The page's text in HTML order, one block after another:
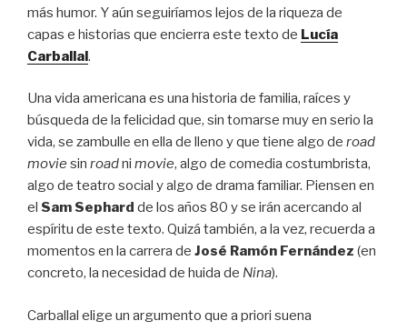
más humor. Y aún seguiríamos lejos de la riqueza de
capas e historias que encierra este texto de Lucía
Carballal.
Una vida americana es una historia de familia, raíces y
búsqueda de la felicidad que, sin tomarse muy en serio la
vida, se zambulle en ella de lleno y que tiene algo de road
movie sin roadni movie, algo de comedia costumbrista,
algo de teatro social y algo de drama familiar. Piensen en
el Sam Sephard de los años 80 y se irán acercando al
espíritu de este texto. Quizá también, a la vez, recuerda a
momentos en la carrera de José Ramón Fernández (en
concreto, la necesidad de huida de Nina).
Carballal elige un argumento que a priori suena